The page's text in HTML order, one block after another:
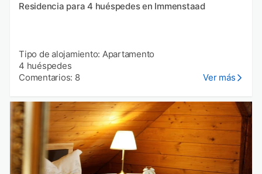
Residencia para 4 huéspedes en Immenstaad
Tipo de alojamiento: Apartamento
4 huéspedes
Comentarios: 8
Ver más